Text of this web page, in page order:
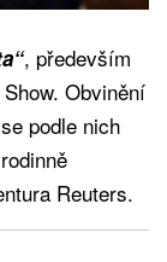
, především
Obvinění
podle nich
Reuters.